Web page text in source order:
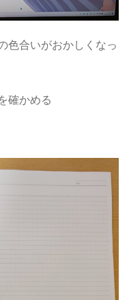
色合いがおかしくなっ
確かめる